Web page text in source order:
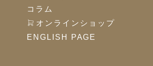
コラム
オンラインショップ
ENGLISH PAGE